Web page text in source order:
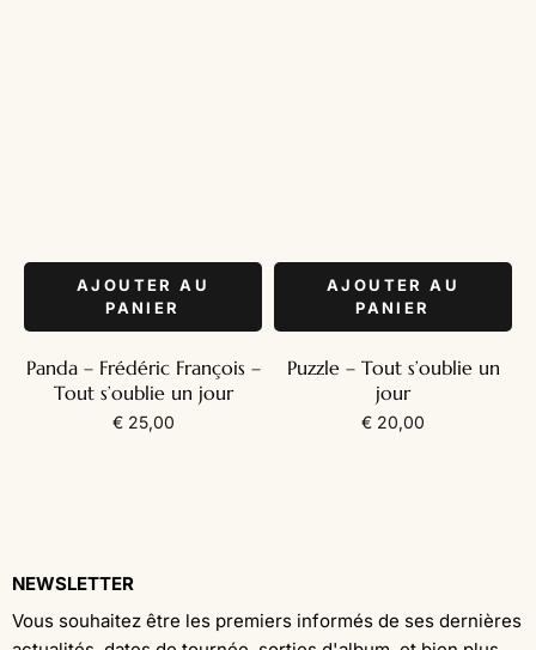
AJOUTER AU
PANIER
Panda – Frédéric François –
Tout s’oublie un jour
€25,00
AJOUTER AU
PANIER
Puzzle – Tout s’oublie un
jour
€ 20,00
NEWSLETTER
Vous souhaitez être les premiers informés de ses dernières